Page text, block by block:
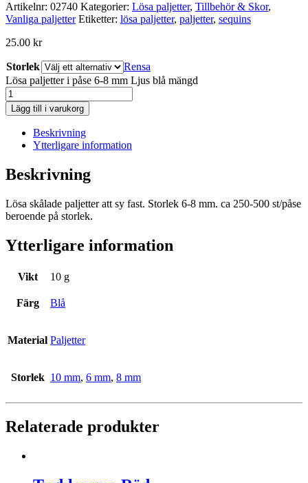
Artikelnr: 02740 Kategorier: Lösa paljetter, Tillbehör & Skor,
Vanliga paljetter Etiketter: lösa paljetter, paljetter, sequins
25.00 kr
Storlek
Rensa
Lösa paljetter i påse 6-8 mm Ljus blå mängd
Lägg till i varukorg
Beskrivning
Ytterligare information
Beskrivning
Lösa skålade paljetter att sy fast. Storlek 6-8 mm. ca 250-500 st/påse
beroende på storlek.
Ytterligare information
Vikt 10 g
Färg Blå
Material Paljetter
Storlek 10 mm, 6 mm, 8 mm
Relaterade produkter